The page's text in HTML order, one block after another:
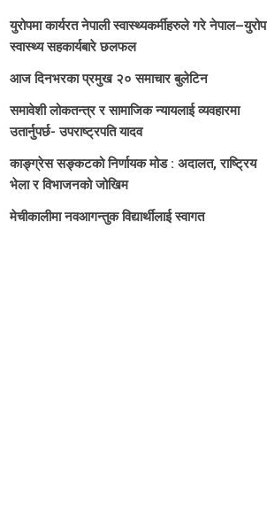
युरोपमा कार्यरत नेपाली स्वास्थ्यकर्मीहरुले गरे नेपाल–युरोप
स्वास्थ्य सहकार्यबारे छलफल
आज दिनभरका प्रमुख २० समाचार बुलेटिन
समावेशी लोकतन्त्र र सामाजिक न्यायलाई व्यवहारमा
उतार्नुपर्छ- उपराष्ट्रपति यादव
काङ्ग्रेस सङ्कटको निर्णायक मोड : अदालत, राष्ट्रिय
भेला र विभाजनको जोखिम
मेचीकालीमा नवआगन्तुक विद्यार्थीलाई स्वागत